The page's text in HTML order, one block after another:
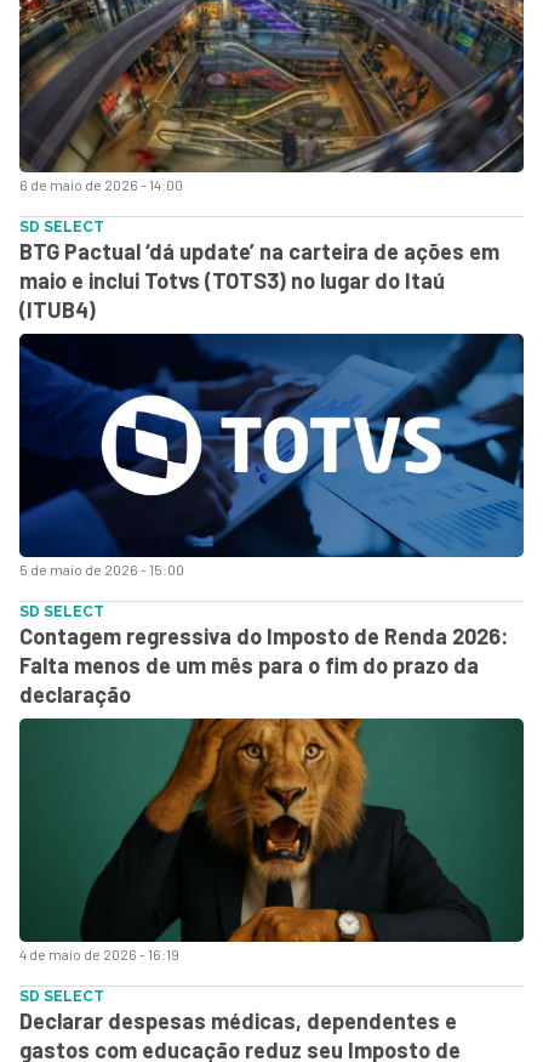
6 de maio de 2026 - 14:00
5 de maio de 2026 - 15:00
SD SELECT
BTG Pactual ‘dá update’ na carteira de ações em
maio e inclui Totvs (TOTS3) no lugar do Itaú
(ITUB4)
4 de maio de 2026 - 16:19
SD SELECT
Contagem regressiva do Imposto de Renda 2026:
Falta menos de um mês para o fim do prazo da
declaração
SD SELECT
Declarar despesas médicas, dependentes e
gastos com educação reduz seu Imposto de